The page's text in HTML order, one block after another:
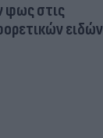
φως στις
ειδών